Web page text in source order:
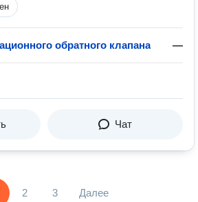
обратного клапана —
Чат
2 3 Далее